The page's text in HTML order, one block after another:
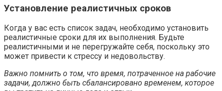
Установление реалистичных сроков
Когда у вас есть список задач, необходимо установить
реалистичные сроки для их выполнения. Будьте
реалистичными и не перегружайте себя, поскольку это
может привести к стрессу и недовольству.
Важно помнить о том, что время, потраченное на рабочие
задачи, должно быть сбалансировано временем, которое